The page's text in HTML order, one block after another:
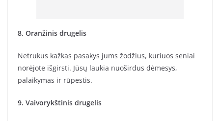
8. Oranžinis drugelis
Netrukus kažkas pasakys jums žodžius, kuriuos seniai
norėjote išgirsti. Jūsų laukia nuoširdus dėmesys,
palaikymas ir rūpestis.
9. Vaivorykštinis drugelis